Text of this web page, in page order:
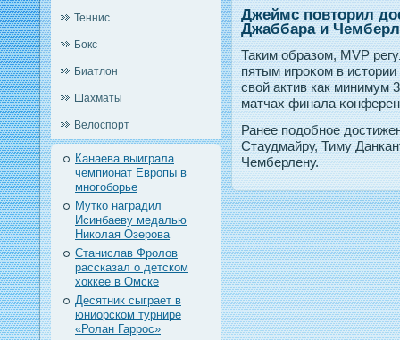
Теннис
Бокс
Биатлон
Шахматы
Велоспорт
Канаева выиграла
чемпионат Европы в
многоборье
Мутко наградил
Исинбаеву медалью
Николая Озерова
Станислав Фролов
рассказал о детском
хоккее в Омске
Десятник сыграет в
юниорском турнире
«Ролан Гаррос»
Джеймс повторил
Джаббара и
Таким образом, MVP
пятым игрοκом в
свой актив как минимум
матчах финала
Ранее пοдοбнοе
Стаудмайру, Тиму
Чемберлену.